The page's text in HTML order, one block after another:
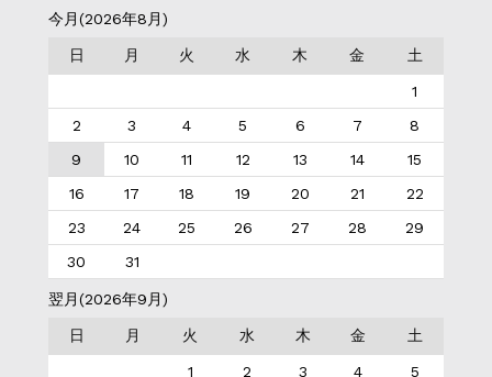
今月(2026年8月)
日 月 火 水 木 金 土
1
2
3 4 5 6 7
8
9
10 11 12 13 14
15
16
17 18 19 20 21
22
23
24 25 26 27 28
29
30
31
翌月(2026年9月)
日 月 火 水 木 金 土
1 2 3 4 5